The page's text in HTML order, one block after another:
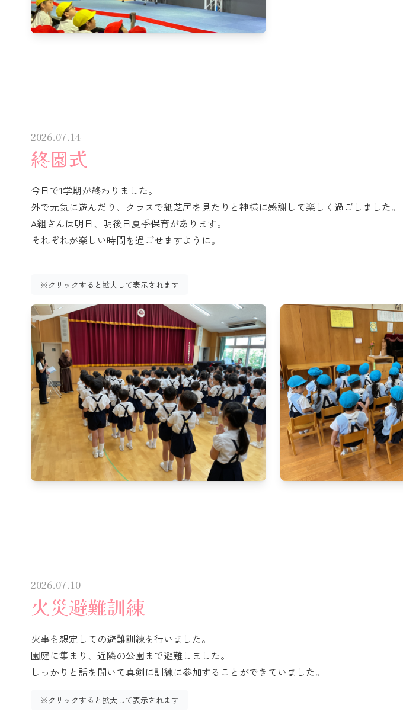
2026.07.14
終園式
今日で1学期が終わりました。
外で元気に遊んだり、クラスで紙芝居を見たりと神様に感謝して楽しく過ごしました。
A組さんは明日、明後日夏季保育があります。
それぞれが楽しい時間を過ごせますように。
※クリックすると拡大して表示されます
2026.07.10
火災避難訓練
火事を想定しての避難訓練を行いました。
園庭に集まり、近隣の公園まで避難しました。
しっかりと話を聞いて真剣に訓練に参加することができていました。
※クリックすると拡大して表示されます